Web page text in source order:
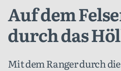
Auf dem
durch das
Mit dem Ranger durch